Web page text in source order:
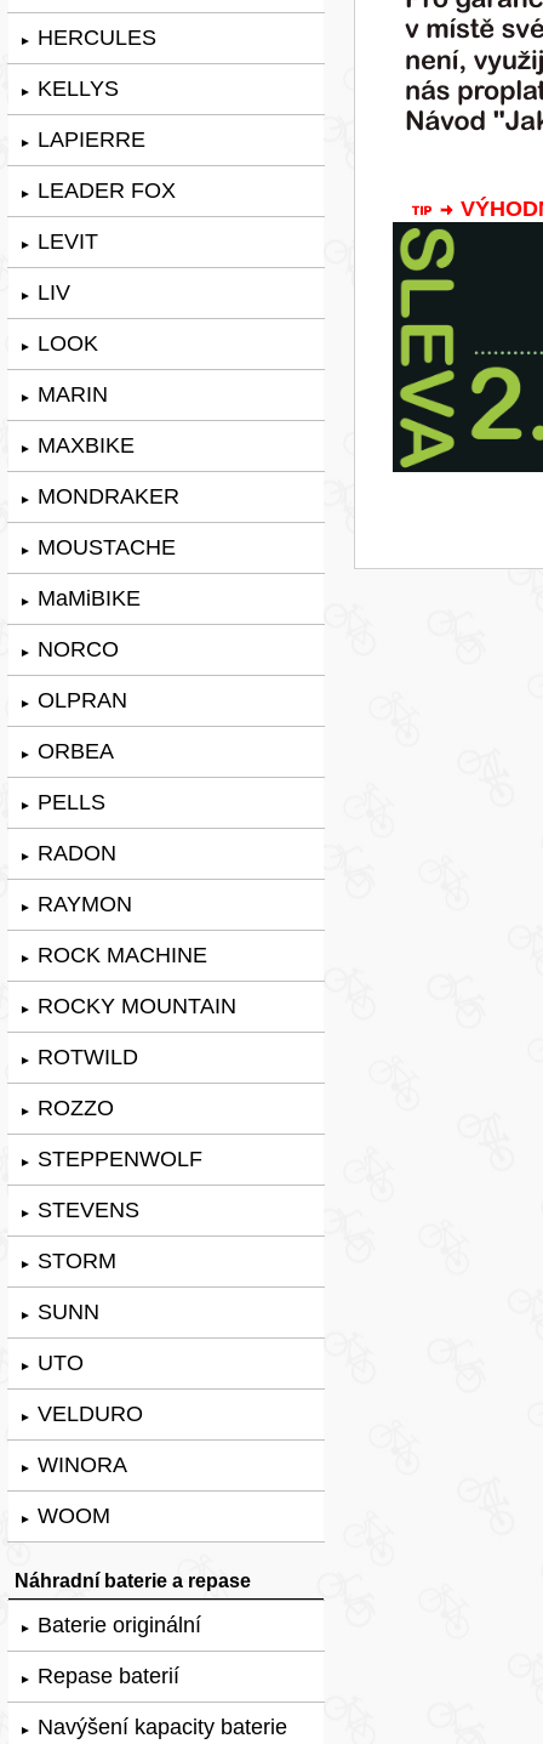
► HERCULES
► KELLYS
► LAPIERRE
► LEADER FOX
► LEVIT
► LIV
► LOOK
► MARIN
► MAXBIKE
► MONDRAKER
► MOUSTACHE
► MaMiBIKE
► NORCO
► OLPRAN
► ORBEA
► PELLS
► RADON
► RAYMON
► ROCK MACHINE
► ROCKY MOUNTAIN
► ROTWILD
► ROZZO
► STEPPENWOLF
► STEVENS
► STORM
► SUNN
► UTO
► VELDURO
► WINORA
► WOOM
Náhradní baterie a repase
► Baterie originální
► Repase baterií
► Navýšení kapacity baterie